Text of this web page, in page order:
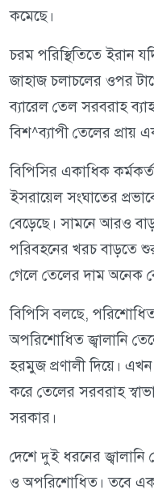
কমেছে।
চরম পরিস্থিতিতে ইরান
জাহাজ চলাচলের ওপর
ব্যারেল তেল সরবরাহ
বিশ^ব্যাপী তেলের প্রায়
বিপিসির একাধিক
ইসরায়েল সংঘাতের
বেড়েছে। সামনে আরও
পরিবহনের খরচ বাড়তে
গেলে তেলের দাম অনেক
বিপিসি বলছে,
অপরিশোধিত জ্বালানি
হরমুজ প্রণালী দিয়ে। এখন
করে তেলের সরবরাহ
সরকার।
দেশে দুই ধরনের
ও অপরিশোধিত। তবে